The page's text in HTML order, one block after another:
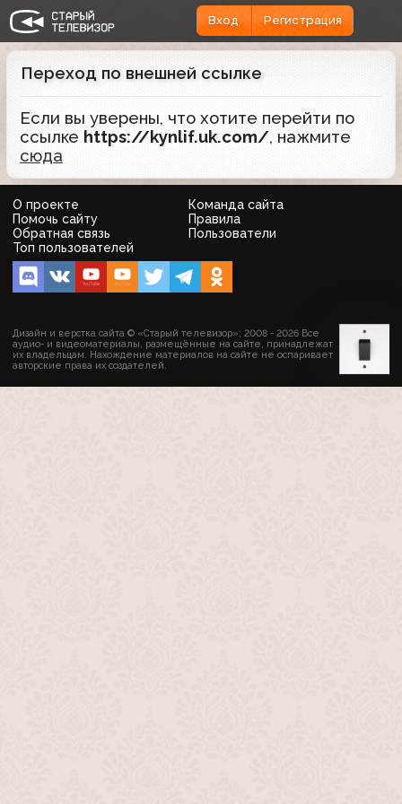
Вход Регистрация
Переход по внешней ссылке
Если вы уверены, что хотите перейти по
ссылке https://kynlif.uk.com/, нажмите
сюда
О проекте
Команда сайта
Помочь сайту
Правила
Обратная связь
Пользователи
Топ пользователей
Дизайн и верстка сайта © «Старый телевизор»; 2008 - 2026 Все
аудио- и видеоматериалы, размещённые на сайте, принадлежат
их владельцам. Нахождение материалов на сайте не оспаривает
авторские права их создателей.